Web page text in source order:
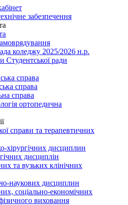
забезпечення
коледжу 2025/2026 н.р.
Студентської ради
справа
справа
справа
ортопедична
справи та терапевтичних
хірургічних дисциплин
дисциплін
та вузьких клінічних
наукових дисциплин
соціально-економічних
виховання